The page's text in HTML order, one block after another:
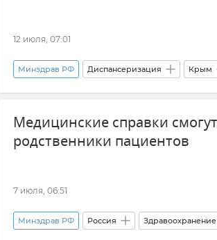
12 июля, 07:01
Минздрав РФ Диспансеризация Крым
Здравоохранение в Крыму и Севастополе
Новости Крыма Ольга Барило
Медицинские справки
родственники пациентов
7 июля, 06:51
Минздрав РФ Россия